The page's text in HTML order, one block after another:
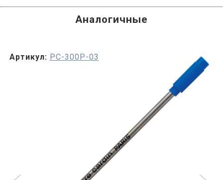
Аналогичные
Артикул: PC-300P-03